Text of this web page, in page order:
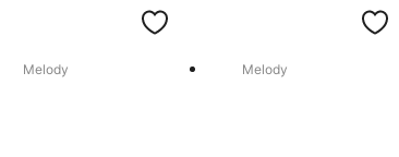
Melody Melody